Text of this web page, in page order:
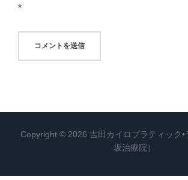
*
Copyright © 2026 吉田カイロプラティック•
坂治療院）